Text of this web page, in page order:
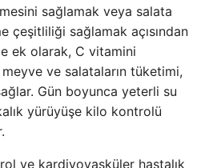
sağlamak veya salata
çeşitliliği sağlamak açısından
ek olarak, C vitamini
ve salataların tüketimi,
Gün boyunca yeterli su
yürüyüşe kilo kontrolü
ve kardiyovasküler hastalık